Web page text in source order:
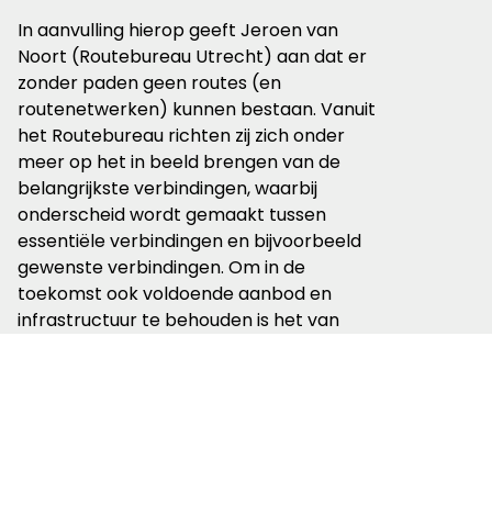
In aanvulling hierop geeft Jeroen van
Noort (Routebureau Utrecht) aan dat er
zonder paden geen routes (en
routenetwerken) kunnen bestaan. Vanuit
het Routebureau richten zij zich onder
meer op het in beeld brengen van de
belangrijkste verbindingen, waarbij
onderscheid wordt gemaakt tussen
essentiële verbindingen en bijvoorbeeld
gewenste verbindingen. Om in de
toekomst ook voldoende aanbod en
infrastructuur te behouden is het van